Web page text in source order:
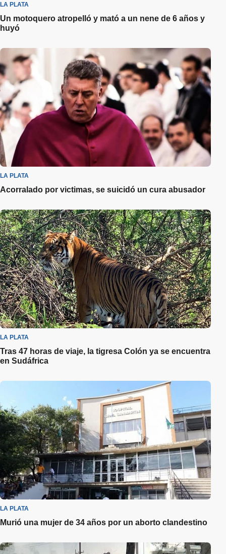
LA PLATA
Un motoquero atropelló y mató a un nene de 6 años y
huyó
LA PLATA
Acorralado por victimas, se suicidó un cura abusador
LA PLATA
Tras 47 horas de viaje, la tigresa Colón ya se encuentra
en Sudáfrica
LA PLATA
Murió una mujer de 34 años por un aborto clandestino